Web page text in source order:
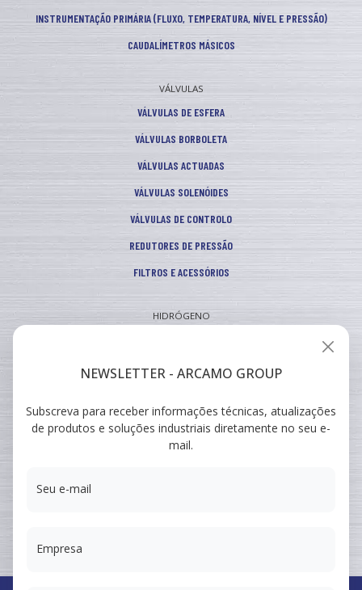
INSTRUMENTAÇÃO PRIMÁRIA (FLUXO, TEMPERATURA, NÍVEL E PRESSÃO)
CAUDALÍMETROS MÁSICOS
VÁLVULAS
VÁLVULAS DE ESFERA
VÁLVULAS BORBOLETA
VÁLVULAS ACTUADAS
VÁLVULAS SOLENÓIDES
VÁLVULAS DE CONTROLO
REDUTORES DE PRESSÃO
FILTROS E ACESSÓRIOS
HIDRÓGENO
VEICULAR
ARCAMO
FORMAÇÕES
NEWSLETTER - ARCAMO GROUP
Subscreva para receber informações técnicas, atualizações
de produtos e soluções industriais diretamente no seu e-
mail.
Seu e-mail
Empresa